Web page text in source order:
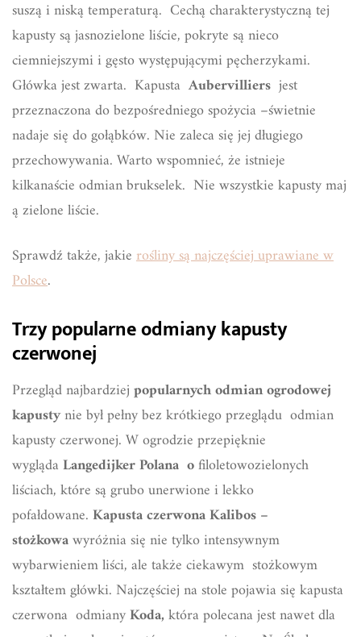
suszą i niską temperaturą. Cechą charakterystyczną tej
kapusty są jasnozielone liście, pokryte są nieco
ciemniejszymi i gęsto występującymi pęcherzykami.
Główka jest zwarta. Kapusta Aubervilliers jest
przeznaczona do bezpośredniego spożycia –świetnie
nadaje się do gołąbków. Nie zaleca się jej długiego
przechowywania. Warto wspomnieć, że istnieje
kilkanaście odmian brukselek. Nie wszystkie kapusty maj
ą zielone liście.
Sprawdź także, jakierośliny są najczęściej uprawiane w
Polsce.
Trzy popularne odmiany kapusty
czerwonej
Przegląd najbardziejpopularnych odmian ogrodowej
kapustynie był pełny bez krótkiego przeglądu odmian
kapusty czerwonej. W ogrodzie przepięknie
wyglądaLangedijker Polana ofiloletowozielonych
liściach, które są grubo unerwione i lekko
pofałdowane.Kapusta czerwona Kalibos –
stożkowawyróżnia się nie tylko intensywnym
wybarwieniem liści, ale także ciekawym stożkowym
kształtem główki. Najczęściej na stole pojawia się kapusta
czerwona odmianyKoda,która polecana jest nawet dla